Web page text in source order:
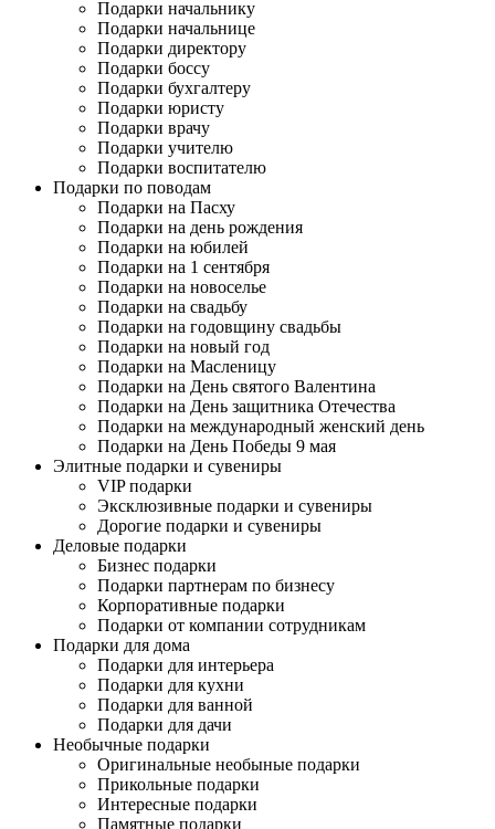
Подарки начальнику
Подарки начальнице
Подарки директору
Подарки боссу
Подарки бухгалтеру
Подарки юристу
Подарки врачу
Подарки учителю
Подарки воспитателю
Подарки по поводам
Подарки на Пасху
Подарки на день рождения
Подарки на юбилей
Подарки на 1 сентября
Подарки на новоселье
Подарки на свадьбу
Подарки на годовщину свадьбы
Подарки на новый год
Подарки на Масленицу
Подарки на День святого Валентина
Подарки на День защитника Отечества
Подарки на международный женский день
Подарки на День Победы 9 мая
Элитные подарки и сувениры
VIP подарки
Эксклюзивные подарки и сувениры
Дорогие подарки и сувениры
Деловые подарки
Бизнес подарки
Подарки партнерам по бизнесу
Корпоративные подарки
Подарки от компании сотрудникам
Подарки для дома
Подарки для интерьера
Подарки для кухни
Подарки для ванной
Подарки для дачи
Необычные подарки
Оригинальные необыные подарки
Прикольные подарки
Интересные подарки
Памятные подарки